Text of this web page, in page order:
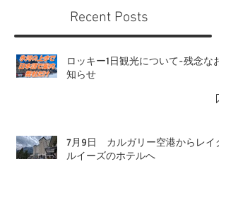
Recent Posts
ロッキー1日観光について-残念なお
知らせ
7月9日 カルガリー空港からレイク
ルイーズのホテルへ